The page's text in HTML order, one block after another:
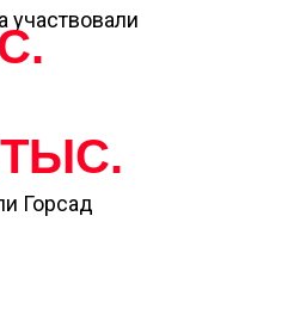
участвовали
ТЫС.
Горсад